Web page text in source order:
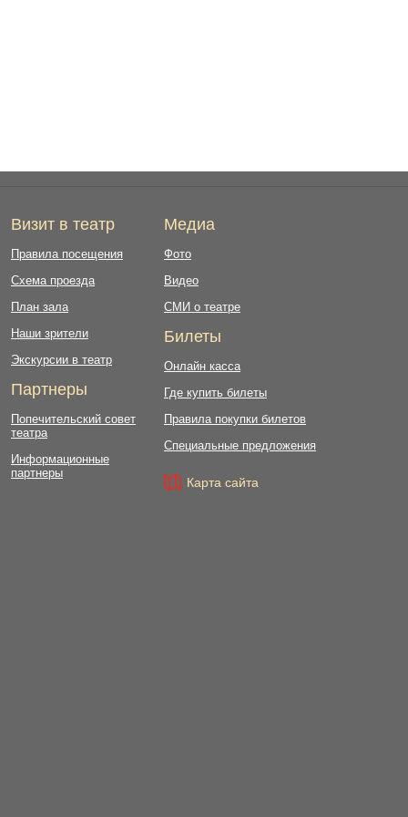
Визит в театр
Правила посещения
Схема проезда
План зала
Наши зрители
Экскурсии в театр
Партнеры
Попечительский совет
театра
Информационные
партнеры
Медиа
Фото
Видео
СМИ о театре
Билеты
Онлайн касса
Где купить билеты
Правила покупки билетов
Специальные предложения
Карта сайта